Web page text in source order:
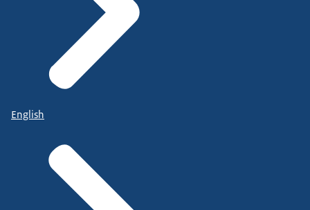
English